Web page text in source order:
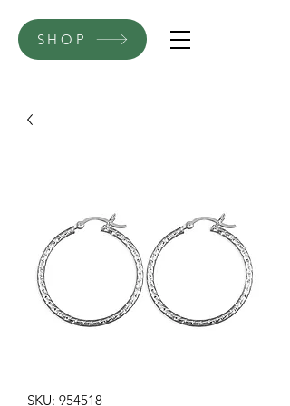
SHOP
SKU: 954518